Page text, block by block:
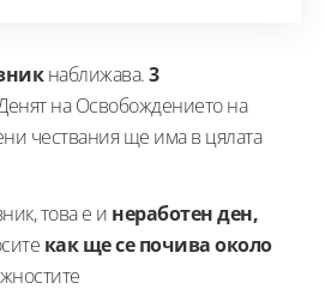
наближава.3
на Освобождението на
чествания ще има в цялата
това е и неработенден,
как ще се почива около